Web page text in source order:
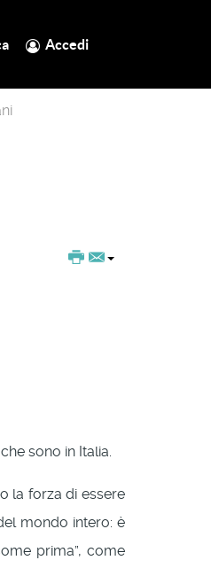
Accedi
sono in Italia.
la forza di essere
mondo intero: è
prima”, come